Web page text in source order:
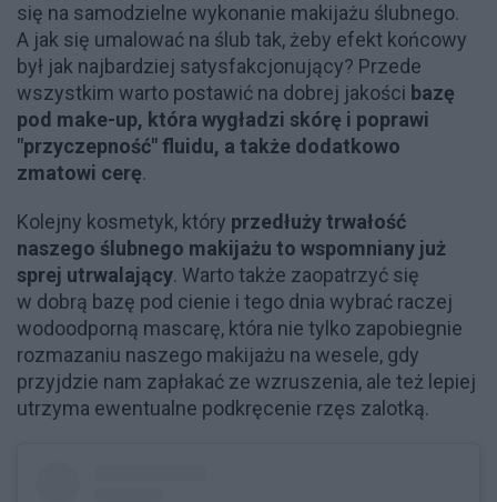
się na samodzielne wykonanie makijażu ślubnego.
A jak się umalować na ślub tak, żeby efekt końcowy
był jak najbardziej satysfakcjonujący? Przede
wszystkim warto postawić na dobrej jakości bazę
pod make-up, która wygładzi skórę i poprawi
"przyczepność" fluidu, a także dodatkowo
zmatowi cerę.
Kolejny kosmetyk, który przedłuży trwałość
naszego ślubnego makijażu to wspomniany już
sprej utrwalający. Warto także zaopatrzyć się
w dobrą bazę pod cienie i tego dnia wybrać raczej
wodoodporną mascarę, która nie tylko zapobiegnie
rozmazaniu naszego makijażu na wesele, gdy
przyjdzie nam zapłakać ze wzruszenia, ale też lepiej
utrzyma ewentualne podkręcenie rzęs zalotką.